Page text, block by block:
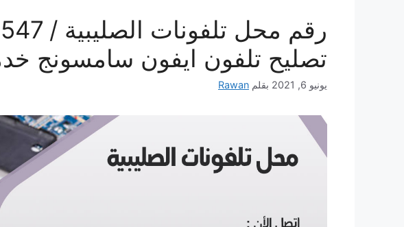
تصليح تلفون ايفون سامسونج
يونيو 6, 2021 بقلم Rawan